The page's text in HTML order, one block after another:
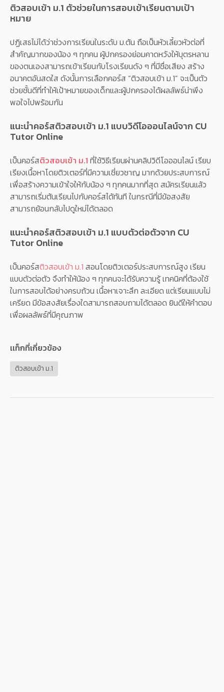
ติวสอบเข้า ม.1 ตัวช่วยในการสอบเข้าเรียนตามเป้า
หมาย
ปฏิเสธไม่ได้ว่าช่วงการเรียนในระดับ ม.ต้น ถือเป็นหัวเลี้ยวหัวต่อที่
สำคัญมากของน้อง ๆ ทุกคน ผู้ปกครองย่อมคาดหวังให้บุตรหลาน
ของตนเองสามารถเข้าเรียนกับโรงเรียนดัง ๆ ที่มีชื่อเสียง สร้าง
อนาคตอันสดใส ดังนั้นการเลือกคอร์ส “ติวสอบเข้า ม.1” จะเป็นตัว
ช่วยชั้นดีที่ทำให้เป้าหมายของเด็กและผู้ปกครองได้ผลลัพธ์น่าพึง
พอใจไปพร้อมกัน
แนะนำคอร์สติวสอบเข้า ม.1 แบบวิดีโอออนไลน์จาก CU
Tutor Online
เป็นคอร์สติวสอบเข้า ม.1ที่ใช้วิธีเรียนผ่านคลิปวิดีโอออนไลน์ เรียบ
เรียงเนื้อหาโดยติวเตอร์ที่มีความเชี่ยวชาญ มากด้วยประสบการณ์
เพื่อสร้างความเข้าใจให้กับน้อง ๆ ทุกคนมากที่สุด สมัครเรียนแล้ว
สามารถเริ่มต้นเรียนไปกับคอร์สได้ทันที ในกรณีที่มีข้อสงสัย
สามารถย้อนกลับไปดูใหม่ได้ตลอด
แนะนำคอร์สติวสอบเข้า ม.1 แบบตัวต่อตัวจาก CU
Tutor Online
เป็นคอร์สติวสอบเข้า ม.1 สอนโดยติวเตอร์ประสบการณ์สูง เรียน
แบบตัวต่อตัว จึงทำให้น้อง ๆ ทุกคนจะได้รับความรู้ เทคนิคที่ต้องใช้
ในการสอบได้อย่างครบถ้วน เนื้อหาเจาะลึก ละเอียด แต่เรียนแบบไม่
เครียด มีข้อสงสัยเรื่องใดสามารถสอบถามได้ตลอด ยินดีให้คำตอบ
เพื่อผลลัพธ์ที่มีคุณภาพ
เเท็กที่เกี่ยวข้อง
ติวสอบเข้า ม.1